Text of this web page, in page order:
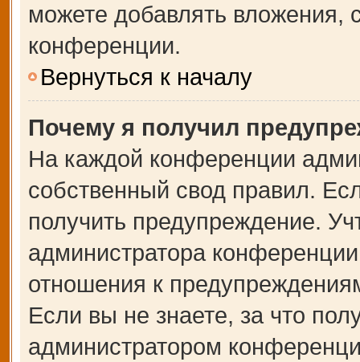
можете добавлять вложения,
конференции.
Вернуться к началу
Почему я получил
На каждой конференции
собственный свод правил.
получить предупреждение.
администратора
отношения к
Если вы не знаете, за что
администратором